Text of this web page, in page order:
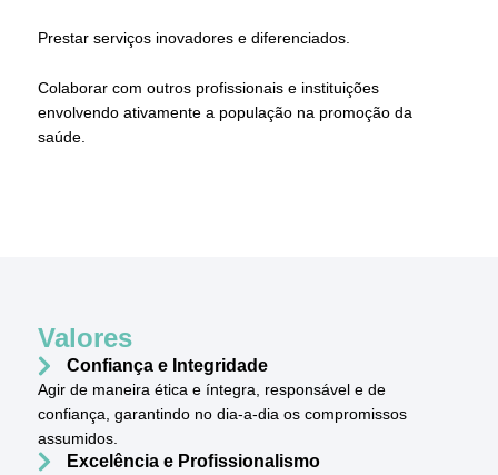
Prestar serviços inovadores e diferenciados.
Colaborar com outros profissionais e instituições
envolvendo ativamente a população na promoção da
saúde.
Valores
Confiança e Integridade
Agir de maneira ética e íntegra, responsável e de
confiança, garantindo no dia-a-dia os compromissos
assumidos.
Excelência e Profissionalismo